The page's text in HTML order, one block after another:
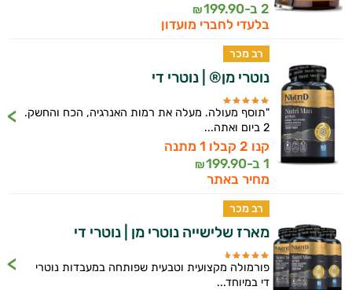
גברים
הורדת כולסטרול
חרדה, מתח ודיכאון
איזון לחץ דם
אנמיה
בעיות נשימה
גאוט
2 ב-
199.90
₪
בלעדי לחברי מועדון
רב מכר
נוטרי מן® | נוטרי די
"תוסף מעולה. מעלה את רמות האנרגיה, הכח והחשק.
2 ביום ואתה...
קנו 2 קבלו 1 מתנה
1 ב-
199.90
₪
מחיר באתר
רב מכר
מארז שלישייה נוטרי מן | נוטרי די
פורמולה מקצועית וטבעית שפותחה במעבדות נוטרי
די במיוחד...